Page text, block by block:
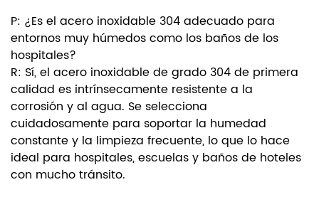
P: ¿Es el acero inoxidable 304 adecuado para
entornos muy húmedos como los baños de los
hospitales?
R: Sí, el acero inoxidable de grado 304 de primera
calidad es intrínsecamente resistente a la
corrosión y al agua. Se selecciona
cuidadosamente para soportar la humedad
constante y la limpieza frecuente, lo que lo hace
ideal para hospitales, escuelas y baños de hoteles
con mucho tránsito.